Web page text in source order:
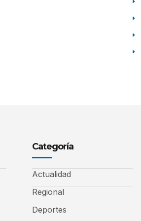
Categoría
Actualidad
Regional
Deportes